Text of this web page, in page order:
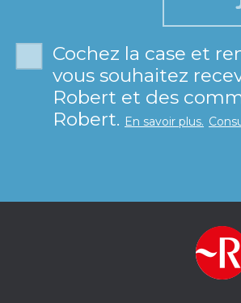
Cochez la case et
vous souhaitez
Robert et des
Robert. En savoir plus.